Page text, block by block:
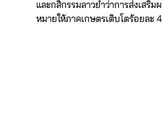
และกสิกรรมลาวย้ำว่าการส่งเสริ
หมายให้ภาคเกษตรเติบโตร้อยละ